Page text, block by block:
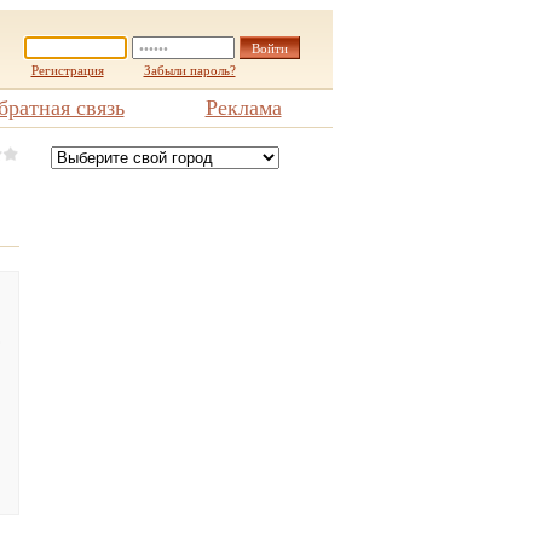
Регистрация Забыли пароль?
связь Реклама